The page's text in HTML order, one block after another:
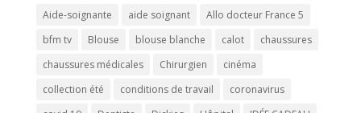
Aide-soignante aide soignant
Allo docteur France 5
bfm tv
Blouse blouse blanche calot
chaussures
chaussures médicales
Chirurgien
cinéma
collection été
conditions de travail
coronavirus